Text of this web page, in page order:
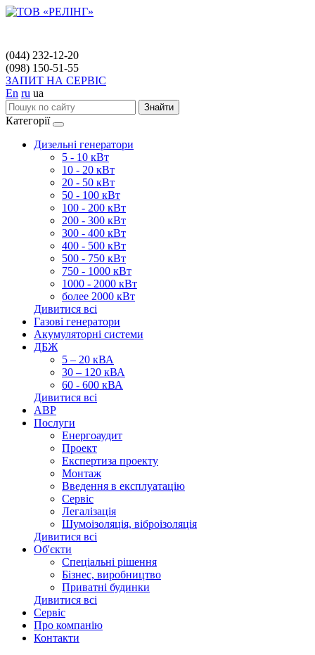
(044) 232-12-20
(098) 150-51-55
ЗАПИТ НА СЕРВІС
En ru ua
Знайти
Категорії
Дизельні генератори
5 - 10 кВт
10 - 20 кВт
20 - 50 кВт
50 - 100 кВт
100 - 200 кВт
200 - 300 кВт
300 - 400 кВт
400 - 500 кВт
500 - 750 кВт
750 - 1000 кВт
1000 - 2000 кВт
более 2000 кВт
Дивитися всі
Газові генератори
Акумуляторні системи
ДБЖ
5 – 20 кВА
30 – 120 кВА
60 - 600 кВА
Дивитися всі
АВР
Послуги
Енергоаудит
Проект
Експертиза проекту
Монтаж
Введення в експлуатацію
Сервіс
Легалізація
Шумоізоляція, віброізоляція
Дивитися всі
Об'єкти
Спеціальні рішення
Бізнес, виробництво
Приватні будинки
Дивитися всі
Сервіс
Про компанію
Контакти